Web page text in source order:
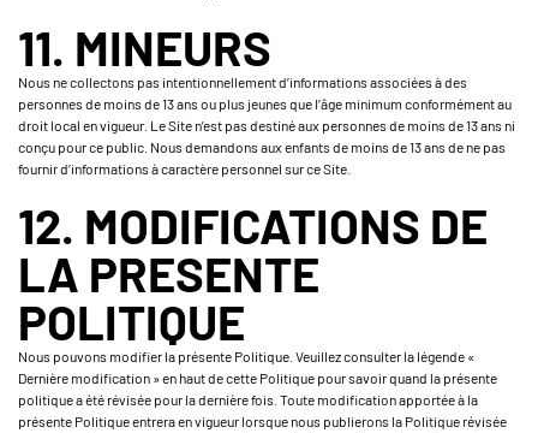
11. MINEURS
Nous ne collectons pas intentionnellement d’informations associées à des
personnes de moins de 13 ans ou plus jeunes que l’âge minimum conformément au
droit local en vigueur. Le Site n’est pas destiné aux personnes de moins de 13 ans ni
conçu pour ce public. Nous demandons aux enfants de moins de 13 ans de ne pas
fournir d’informations à caractère personnel sur ce Site.
12. MODIFICATIONS DE
LA PRESENTE
POLITIQUE
Nous pouvons modifier la présente Politique. Veuillez consulter la légende «
Dernière modification » en haut de cette Politique pour savoir quand la présente
politique a été révisée pour la dernière fois. Toute modification apportée à la
présente Politique entrera en vigueur lorsque nous publierons la Politique révisée